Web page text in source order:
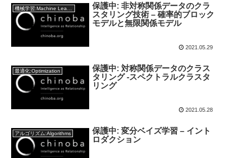
保護中: 非対称関係データのクラ
スタリング技術 – 確率的ブロック
モデルと無限関係モデル
2021.05.29
最適化:Optimization
保護中: 対称関係データのクラス
タリング -スペクトラルクラスタ
リング
2021.05.28
アルゴリズム:Algorithms
保護中: 変分ベイズ学習 – イント
ロダクション